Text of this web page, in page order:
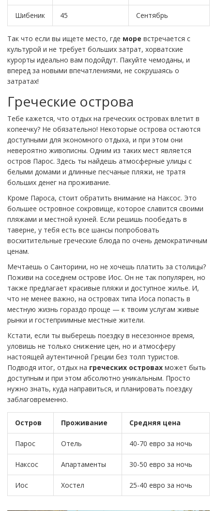
Шибеник 45 Сентябрь
Так что если вы ищете место, где море встречается с
культурой и не требует больших затрат, хорватские
курорты идеально вам подойдут. Пакуйте чемоданы, и
вперед за новыми впечатлениями, не сокрушаясь о
затратах!
Греческие острова
Тебе кажется, что отдых на греческих островах влетит в
копеечку? Не обязательно! Некоторые острова остаются
доступными для экономного отдыха, и при этом они
невероятно живописны. Одним из таких мест является
остров Парос. Здесь ты найдешь атмосферные улицы с
белыми домами и длинные песчаные пляжи, не тратя
больших денег на проживание.
Кроме Пароса, стоит обратить внимание на Наксос. Это
большее островное сокровище, которое славится своими
пляжами и местной кухней. Если решишь пообедать в
таверне, у тебя есть все шансы попробовать
восхитительные греческие блюда по очень демократичным
ценам.
Мечтаешь о Санторини, но не хочешь платить за столицы?
Поживи на соседнем острове Иос. Он не так популярен, но
также предлагает красивые пляжи и доступное жилье. И,
что не менее важно, на островах типа Иоса попасть в
местную жизнь гораздо проще — к твоим услугам живые
рынки и гостеприимные местные жители.
Кстати, если ты выберешь поездку в несезонное время,
уловишь не только снижение цен, но и атмосферу
настоящей аутентичной Греции без толп туристов.
Подводя итог, отдых на греческих островах может быть
доступным и при этом абсолютно уникальным. Просто
нужно знать, куда направиться, и планировать поездку
заблаговременно.
Остров Проживание Средняя цена
Парос Отель 40-70 евро за ночь
Наксос Апартаменты 30-50 евро за ночь
Иос Хостел 25-40 евро за ночь